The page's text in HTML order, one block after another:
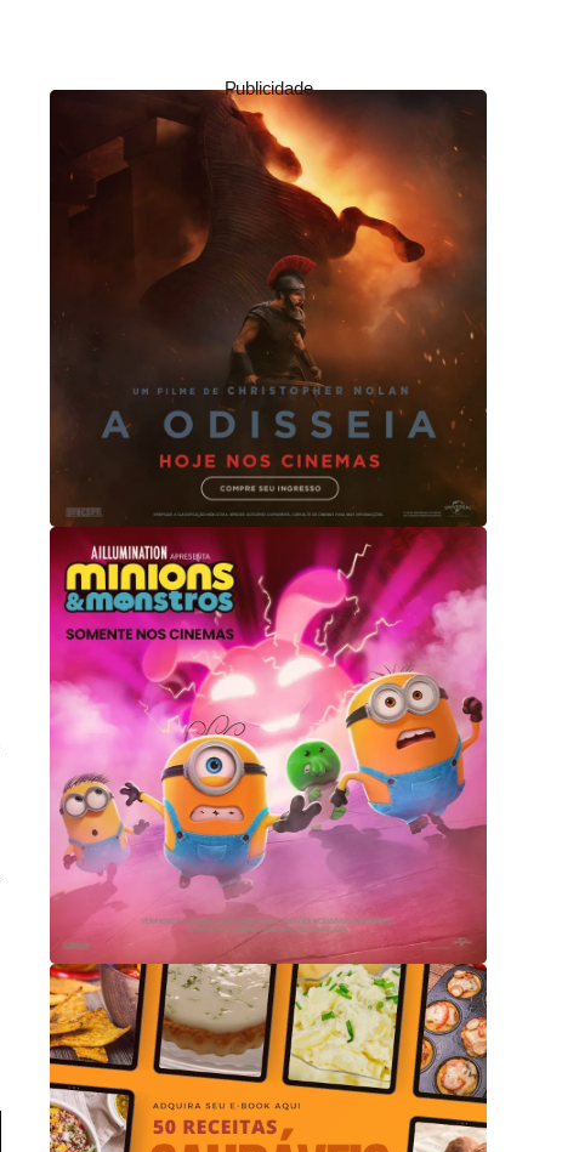
Publicidade